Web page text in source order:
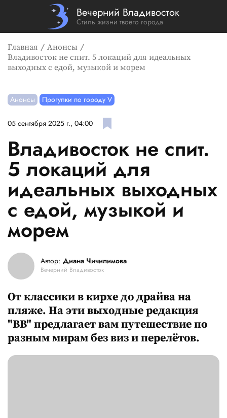
Вечерний Владивосток
Стиль жизни твоего города
Главная
Анонсы
Владивосток не спит. 5 локаций для идеальных
выходных с едой, музыкой и морем
Анонсы Прогулки по городу V
05 сентября 2025 г., 04:00
Владивосток не спит.
5 локаций для
идеальных выходных
с едой, музыкой и
морем
Автор: Диана Чичилимова
Вечерний Владивосток
От классики в кирхе до драйва на
пляже. На эти выходные редакция
"ВВ" предлагает вам путешествие по
разным мирам без виз и перелётов.